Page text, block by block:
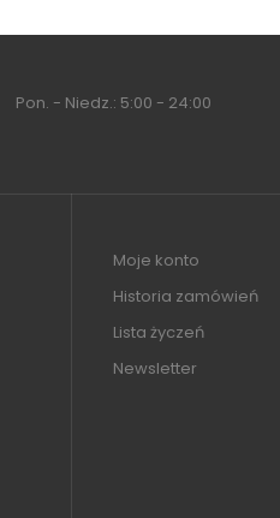
Pon. - Niedz.: 5:00 - 24:00
Moje konto
Historia zamówień
Lista życzeń
Newsletter